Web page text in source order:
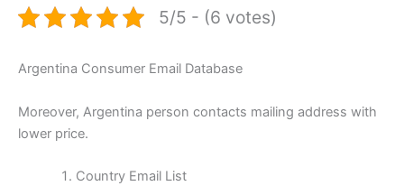
5/5 - (6 votes)
Argentina Consumer Email Database
Moreover, Argentina person contacts mailing address with
lower price.
Country Email List